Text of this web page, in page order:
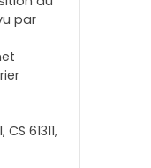
par
61311,